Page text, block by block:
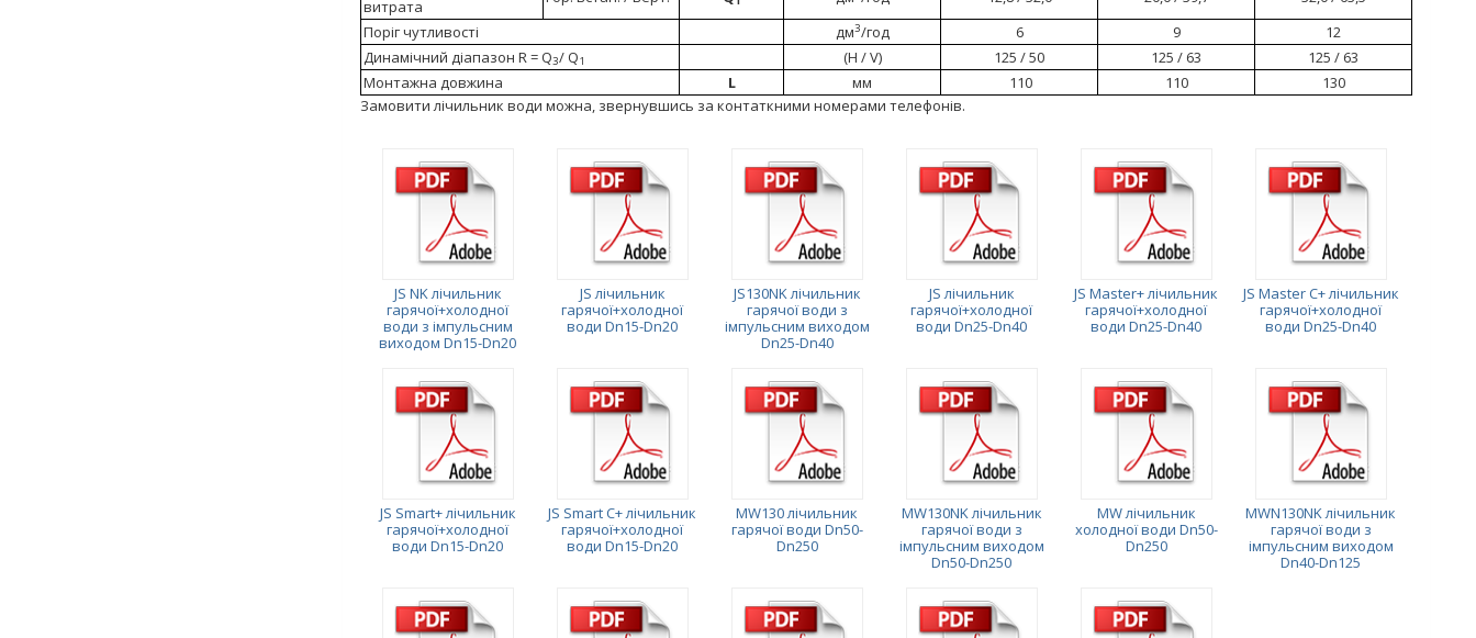
витрата
Поріг чутливості
дм3/год 6 9
12
Динамічний діапазон R = Q3/ Q1 (H / V) 125 / 50 125 / 63
125 / 63
Монтажна довжина
L мм 110 110
130
Замовити лічильник води можна, звернувшись за контаткними номерами телефонів.
JS NK лічильник
гарячої+холодної
води з імпульсним
виходом Dn15-Dn20
JS лічильник
гарячої+холодної
води Dn15-Dn20
JS130NK лічильник
гарячої води з
імпульсним виходом
Dn25-Dn40
JS лічильник
гарячої+холодної
води Dn25-Dn40
JS Master+ лічильник
гарячої+холодної
води Dn25-Dn40
JS Master C+ лічильник
гарячої+холодної
води Dn25-Dn40
JS Smart+ лічильник
гарячої+холодної
води Dn15-Dn20
JS Smart C+ лічильник
гарячої+холодної
води Dn15-Dn20
MW130 лічильник
гарячої води Dn50-
Dn250
MW130NK лічильник
гарячої води з
імпульсним виходом
Dn50-Dn250
MW лічильник
холодної води Dn50-
Dn250
MWN130NK лічильник
гарячої води з
імпульсним виходом
Dn40-Dn125